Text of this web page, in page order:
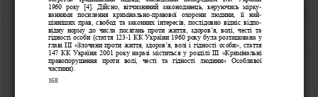
168
1960  року  [4].  Дійсно,  вітчизняний  законодавець,  керуючись мірку-
ваннями  посилення  кримінально-правової  охорони  людини,  її  най-
цінніших  прав,  свобод  та  законних  інтересів,  послідовно  відніс  відпо-
відну  норму  до  числа  посягань  проти  життя,  здоров’я,  волі,  честі  та
гідності особи (стаття 123-1 КК України 1960 року була розташована у
главі ІІІ «Злочини проти життя, здоров’я, волі і гідності особи», стаття
147  КК  України  2001  року  наразі  міститься  у  розділі  ІІІ «Кримінальні
правопорушення  проти  волі,  честі  та  гідності  людини»
Особливої
частини).